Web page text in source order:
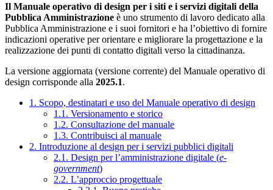
Il Manuale operativo di design per i siti e i servizi digitali della
Pubblica Amministrazione è uno strumento di lavoro dedicato alla
Pubblica Amministrazione e i suoi fornitori e ha l’obiettivo di fornire
indicazioni operative per orientare e migliorare la progettazione e la
realizzazione dei punti di contatto digitali verso la cittadinanza.
La versione aggiornata (versione corrente) del Manuale operativo di
design corrisponde alla 2025.1.
1. Scopo, destinatari e uso del Manuale operativo di design
1.1. Versionamento e storico
1.2. Consultazione del manuale
1.3. Contribuisci al manuale
2. Introduzione al design per i servizi pubblici digitali
2.1. Design per l’amministrazione digitale (e-
government)
2.2. L’approccio progettuale